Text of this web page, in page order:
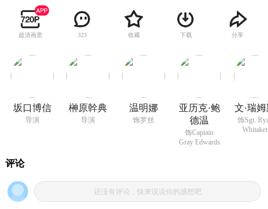
整个世界遭到外星生命的重创，他们通过独特的
方式侵袭地球上的一切生命，少数生存下来的地
球人开始反抗这些外星敌人。被毁灭的梦魇时刻
界的关键人物，但她的计划要冒极大的危险，另
一边掌握着高科技军队大权的将军也有一套自己
自然造成更大的伤害，除非罗丝能成功……
超清画质 323 收藏 下载 分享
坂口博信
导演
榊原幹典
导演
温明娜
饰罗丝
亚历克·鲍
德温
饰Captain
Gray Edwards
文·瑞
饰Sgt.
Whitaker